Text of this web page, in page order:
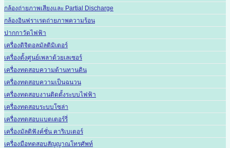
กล้องถ่ายภาพเสียงและ Partial Discharge
กล้องอินฟราเรดถ่ายภาพความร้อน
ปากกาวัดไฟฟ้า
เครื่องดิจิตอลมัลติมิเตอร์
เครื่องตั้งศูนย์เพลาด้วยเลเซอร์
เครื่องทดสอบความต้านทานดิน
เครื่องทดสอบความเป็นฉนวน
เครื่องทดสอบงานติดตั้งระบบไฟฟ้า
เครื่องทดสอบระบบโซล่า
เครื่องทดสอบแบตเตอร์รี่
เครื่องมัลติฟังค์ชั่น คาริเบเตอร์
เครื่องมือทดสอบสัญญาณโทรศัพท์